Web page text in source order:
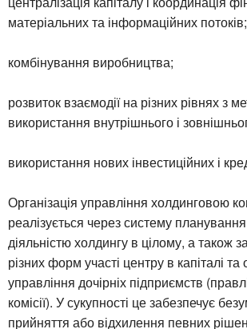
матеріальних та інформаційних потоків;
комбінування виробництва;
розвиток взаємодії на різних рівнях з
використання внутрішнього і
використання нових інвестиційних і
Організація управління холдинговою
реалізується через систему
діяльністю холдингу в цілому, а також
різних форм участі центру в капіталі та
управління дочірніх підприємств
комісії). У сукупності це забезпечує
прийняття або відхилення певних